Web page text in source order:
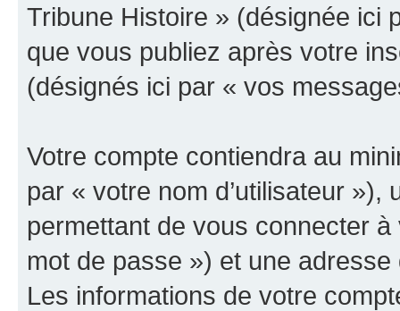
Tribune Histoire » (désignée ici
que vous publiez après votre
(désignés ici par « vos
Votre compte contiendra au
par « votre nom d’utilisateur
permettant de vous connecter
mot de passe ») et une
Les informations de votre